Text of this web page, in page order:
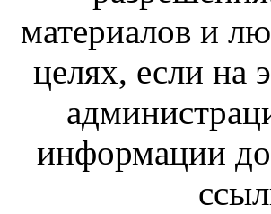
материалов и
целях, если на
информации